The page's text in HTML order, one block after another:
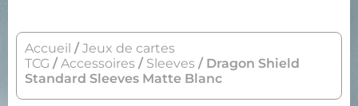
Accueil /Jeux de cartes
TCG /Accessoires / Sleeves / Dragon Shield
Standard Sleeves Matte Blanc